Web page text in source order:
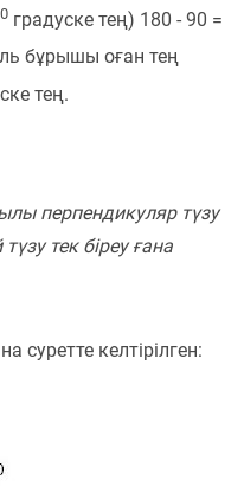
0градуске тең) 180 - 90 =
бұрышы оған тең
тең.
перпендикуляр түзу
тек біреу ғана
келтірілген: